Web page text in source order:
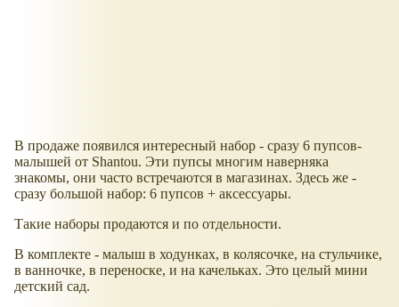
В продаже появился интересный набор - сразу 6 пупсов-
малышей от Shantou. Эти пупсы многим наверняка
знакомы, они часто встречаются в магазинах. Здесь же -
сразу большой набор: 6 пупсов + аксессуары.
Такие наборы продаются и по отдельности.
В комплекте - малыш в ходунках, в колясочке, на стульчике,
в ванночке, в переноске, и на качельках. Это целый мини
детский сад.